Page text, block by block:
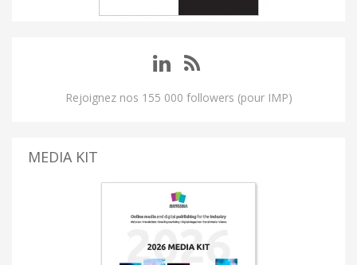
Rejoignez nos 155 000 followers (pour IMP)
MEDIA KIT